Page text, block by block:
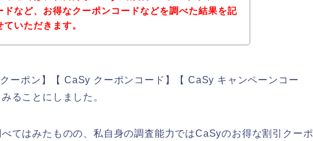
ドなど、お得なクーポンコードなどを調べた結果を記
ていただきます。
ーポン】【 CaSy クーポンコード】【 CaSy キャンペーンコー
ることにしました。
てはみたものの、私自身の調査能力ではCaSyのお得な割引クーポ